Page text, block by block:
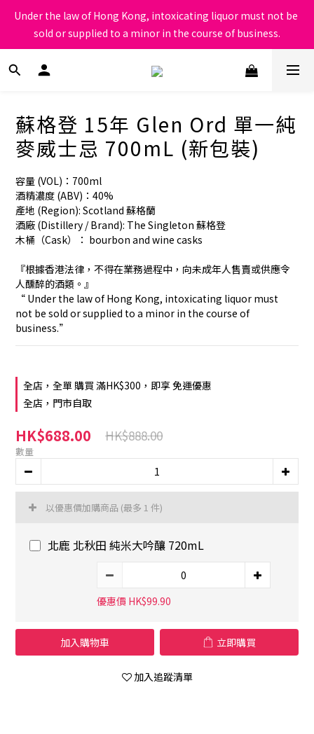
根據香港法律，不得在業務過程中，向未成年人售賣或供應令人醺
醉的酒類
Under the law of Hong Kong, intoxicating liquor must not be
sold or supplied to a minor in the course of business.
根據香港法律，不得在業務過程中，向未成年人售賣或供應令人醺
蘇格登 15年 Glen Ord 單一純
麥威士忌 700mL (新包裝)
容量 (VOL)：700ml
酒精濃度 (ABV)：40%
產地 (Region): Scotland 蘇格蘭
酒廠 (Distillery / Brand): The Singleton 蘇格登
木桶（Cask）： bourbon and wine casks
『根據香港法律，不得在業務過程中，向未成年人售賣或供應令
人醺醉的酒類。』
“ Under the law of Hong Kong, intoxicating liquor must
not be sold or supplied to a minor in the course of
business.”
全店，全單 購買 滿HK$300，即享 免運優惠
全店，門市自取
HK$688.00 HK$888.00
數量
以優惠價加購商品 (最多 1 件)
北鹿 北秋田 純米大吟釀 720mL
優惠價 HK$99.90
加入購物車 立即購買
加入追蹤清單